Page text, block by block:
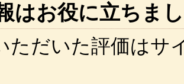
はお役に立ちま
ただいた評価はサ